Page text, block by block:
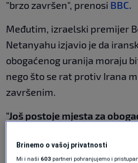
"brzo završen", prenosi BBC.
Međutim, izraelski premijer
Netanyahu izjavio je da
obogaćenog uranija moraju
nego što se rat protiv Irana
završenim.
"Još postoje mjesta za
u intervjuu za emisiju "60
Brinemo o vašoj privatnosti
Mi i naši 603 partneri pohranjujemo i